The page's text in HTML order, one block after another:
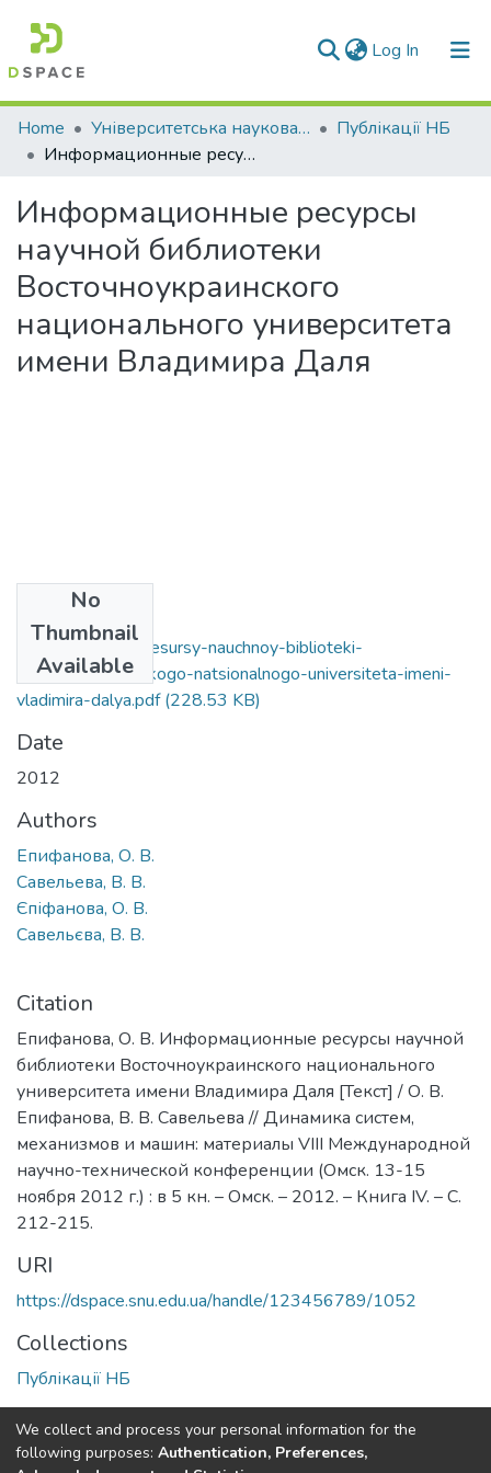
Log In (current)
Communities & Collections
All of DSpace
Statistics
Home Університетська наукова бібліотека
Публікації НБ
Информационные ресурсы научной библиотеки Восточноукраинского национального университета имени Владимира Даля
Информационные ресурсы
научной библиотеки
Восточноукраинского
национального университета
имени Владимира Даля
No
Thumbnail
Available
informatsionnye-resursy-nauchnoy-biblioteki-
vostochnoukrainskogo-natsionalnogo-universiteta-imeni-
vladimira-dalya.pdf(228.53 KB)
Date
2012
Authors
Епифанова, О. В.
Савельева, В. В.
Єпіфанова, О. В.
Савельєва, В. В.
Citation
Епифанова, О. В. Информационные ресурсы научной
библиотеки Восточноукраинского национального
университета имени Владимира Даля [Текст] / О. В.
Епифанова, В. В. Савельева // Динамика систем,
механизмов и машин: материалы VIII Международной
научно-технической конференции (Омск. 13-15
ноября 2012 г.) : в 5 кн. – Омск. – 2012. – Книга IV. – С.
212-215.
URI
https://dspace.snu.edu.ua/handle/123456789/1052
Collections
Публікації НБ
Full item page
We collect and process your personal information for the
following purposes: Authentication, Preferences,